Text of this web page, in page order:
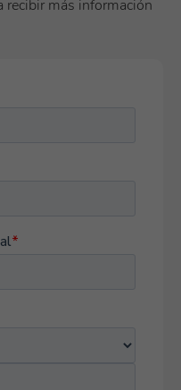
recibir más información